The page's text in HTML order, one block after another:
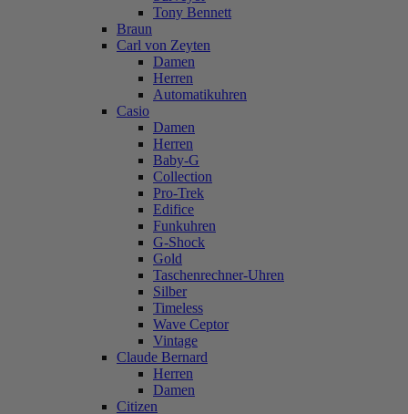
Tony Bennett
Braun
Carl von Zeyten
Damen
Herren
Automatikuhren
Casio
Damen
Herren
Baby-G
Collection
Pro-Trek
Edifice
Funkuhren
G-Shock
Gold
Taschenrechner-Uhren
Silber
Timeless
Wave Ceptor
Vintage
Claude Bernard
Herren
Damen
Citizen